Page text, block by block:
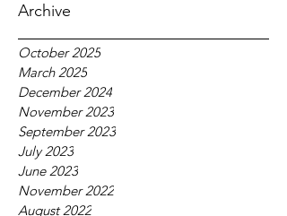
Archive
October 2025
March 2025
December 2024
November 2023
September 2023
July 2023
June 2023
November 2022
August 2022